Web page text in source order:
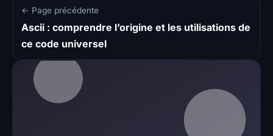
← Page précédente
Ascii : comprendre l’origine et les utilisations de
ce code universel